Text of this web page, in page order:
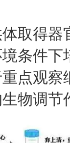
得器
条件
点观
物调节